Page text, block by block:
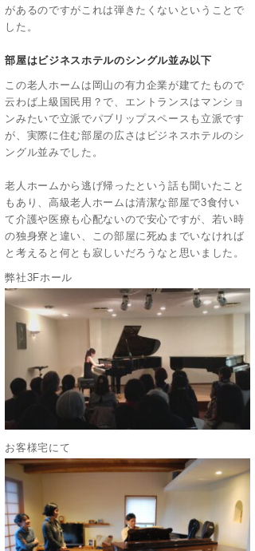
があるのですがこれは弾きたくないということで
した。
部屋はビジネスホテルのシングル並み以下
この老人ホームは岡山の有力企業が建てたもので
云わば上級国民用？で、エントランスはマンショ
ンみたいで立派でパブリップスペースも立派です
が、実際に住む部屋の広さはビジネスホテルのシ
ングル並みでした。
老人ホームから逃げ帰ったという話も聞いたこと
もあり、高級老人ホームは清潔な部屋で3食付い
て介護や医療も心配ないので安心ですが、若い時
の独身寮と違い、この部屋に死ぬまでいなければ
と考えると何とも寂しいだろうなと思いました。
弊社3Fホール
お客様宅にて